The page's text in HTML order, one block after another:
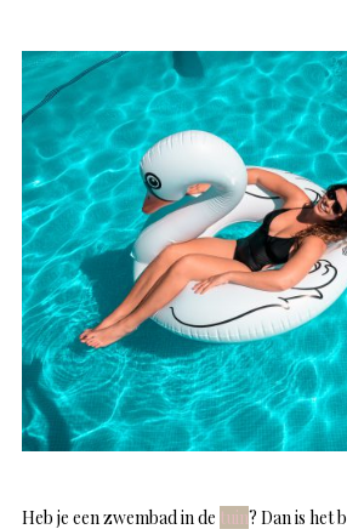
Heb je een zwembad in de tuin? Dan is het